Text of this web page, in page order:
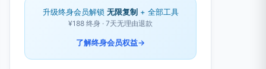
升级终身会员解锁 无限复制 + 全部工具
¥188 终身 · 7天无理由退款
了解终身会员权益→